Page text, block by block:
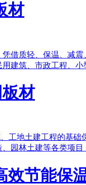
材​
借质轻、保温、减
建筑、市政工程、小
材
地土建工程的基
园林土建等各类项目
效节能保